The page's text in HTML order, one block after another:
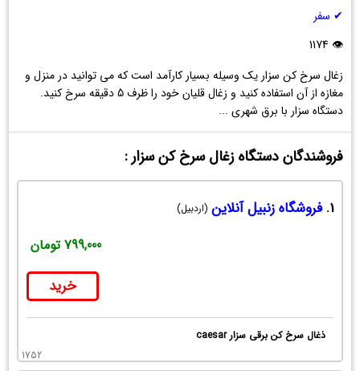
کن
سزار
✔ سفر
👁 1174
زغال سرخ کن سزار یک وسیله بسیار کارآمد است که می توانید در منزل و
مغازه از آن استفاده کنید و زغال قلیان خود را ظرف 5 دقیقه سرخ کنید.
دستگاه سزار با برق شهری ...
فروشندگان دستگاه زغال سرخ کن سزار :
1. فروشگاه زنبیل آنلاین (اردبیل)
799,000 تومان
خرید
ذغال سرخ کن برقی سزار caesar
1752